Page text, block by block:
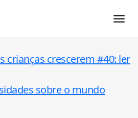
crianças crescerem #40: ler
sobre o mundo